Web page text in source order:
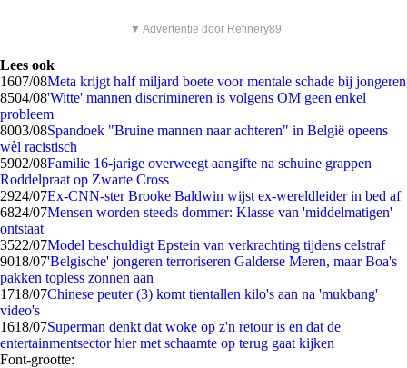
▼ Advertentie door Refinery89
Lees ook
1607/08Meta krijgt half miljard boete voor mentale schade bij jongeren
8504/08'Witte' mannen discrimineren is volgens OM geen enkel
probleem
8003/08Spandoek "Bruine mannen naar achteren" in België opeens
wèl racistisch
5902/08Familie 16-jarige overweegt aangifte na schuine grappen
Roddelpraat op Zwarte Cross
2924/07Ex-CNN-ster Brooke Baldwin wijst ex-wereldleider in bed af
6824/07Mensen worden steeds dommer: Klasse van 'middelmatigen'
ontstaat
3522/07Model beschuldigt Epstein van verkrachting tijdens celstraf
9018/07'Belgische' jongeren terroriseren Galderse Meren, maar Boa's
pakken topless zonnen aan
1718/07Chinese peuter (3) komt tientallen kilo's aan na 'mukbang'
video's
1618/07Superman denkt dat woke op z'n retour is en dat de
entertainmentsector hier met schaamte op terug gaat kijken
Font-grootte: